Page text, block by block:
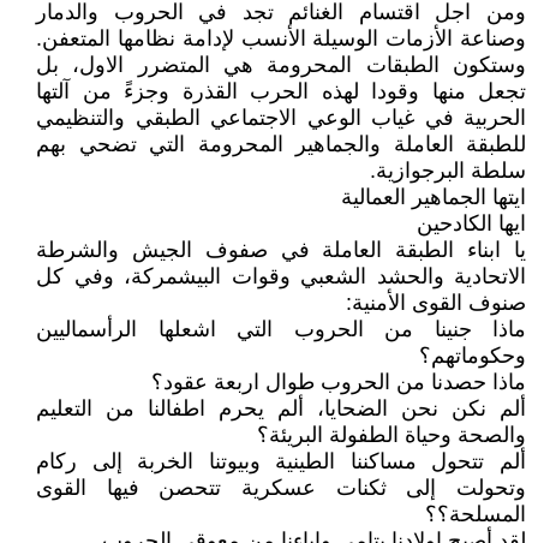
ومن اجل اقتسام الغنائم تجد في الحروب والدمار
وصناعة الأزمات الوسيلة الأنسب لإدامة نظامها المتعفن.
وستكون الطبقات المحرومة هي المتضرر الاول، بل
تجعل منها وقودا لهذه الحرب القذرة وجزءً من آلتها
الحربية في غياب الوعي الاجتماعي الطبقي والتنظيمي
للطبقة العاملة والجماهير المحرومة التي تضحي بهم
سلطة البرجوازية.
ايتها الجماهير العمالية
ايها الكادحين
يا ابناء الطبقة العاملة في صفوف الجيش والشرطة
الاتحادية والحشد الشعبي وقوات البيشمركة، وفي كل
صنوف القوى الأمنية:
ماذا جنينا من الحروب التي اشعلها الرأسماليين
وحكوماتهم؟
ماذا حصدنا من الحروب طوال اربعة عقود؟
ألم نكن نحن الضحايا، ألم يحرم اطفالنا من التعليم
والصحة وحياة الطفولة البريئة؟
ألم تتحول مساكننا الطينية وبيوتنا الخربة إلى ركام
وتحولت إلى ثكنات عسكرية تتحصن فيها القوى
المسلحة؟؟